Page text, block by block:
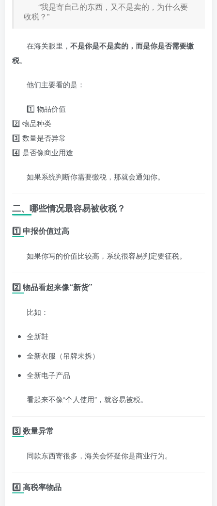
“我是寄自己的东西，又不是卖的，为什么要
收税？”
在海关眼里， 不是你是不是卖的，而是你是否需要缴
税。
他们主要看的是：
1️⃣ 物品价值
2️⃣ 物品种类
3️⃣ 数量是否异常
4️⃣ 是否像商业用途
如果系统判断你需要缴税，那就会通知你。
二、哪些情况最容易被收税？
1️⃣ 申报价值过高
如果你写的价值比较高，系统很容易判定要征税。
2️⃣ 物品看起来像“新货”
比如：
全新鞋
全新衣服（吊牌未拆）
全新电子产品
看起来不像“个人使用”，就容易被税。
3️⃣ 数量异常
同款东西寄很多，海关会怀疑你是商业行为。
4️⃣ 高税率物品